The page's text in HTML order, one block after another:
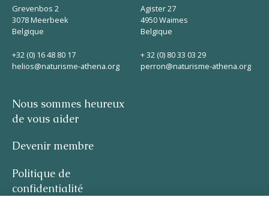
Grevenbos 2
3078 Meerbeek
Belgique
+32 (0) 16 48 80 17
helios@naturisme-athena.org
Agister 27
4950 Waimes
Belgique
+ 32 (0) 80 33 03 29
perron@naturisme-athena.org
Nous sommes heureux
de vous aider
Devenir membre
Politique de
confidentialité